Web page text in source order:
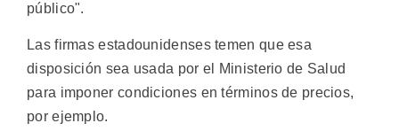
público".
Las firmas estadounidenses temen que esa
disposición sea usada por el Ministerio de Salud
para imponer condiciones en términos de precios,
por ejemplo.